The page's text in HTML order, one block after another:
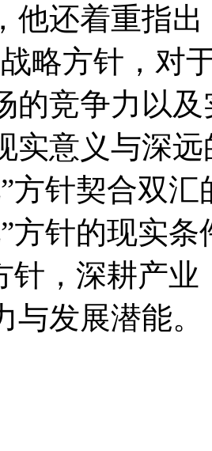
他还着重指
略方针，对
的竞争力以
实意义与深
方针契合双
方针的现实
针，深耕产
与发展潜能。